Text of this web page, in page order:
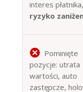
interes płatnika,
ryzyko
Pominięte
pozycje: utrata
wartości, auto
zastępcze,